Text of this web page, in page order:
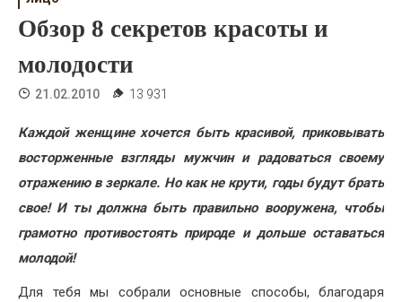
Свадьба
Жизнь
Хобби
Красота
Недвижимость
Обзор 8 секретов красоты и
молодости
21.02.2010 13 931
Каждой женщине хочется быть красивой, приковывать
восторженные взгляды мужчин и радоваться своему
отражению в зеркале. Но как не крути, годы будут брать
свое! И ты должна быть правильно вооружена, чтобы
грамотно противостоять природе и дольше оставаться
молодой!
Для тебя мы собрали основные способы, благодаря